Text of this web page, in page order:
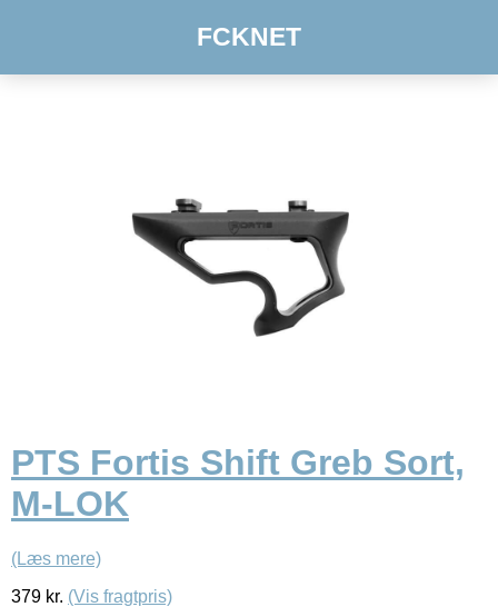
FCKNET
PTS Fortis Shift Greb Sort,
M-LOK
(Læs mere)
379 kr. (Vis fragtpris)